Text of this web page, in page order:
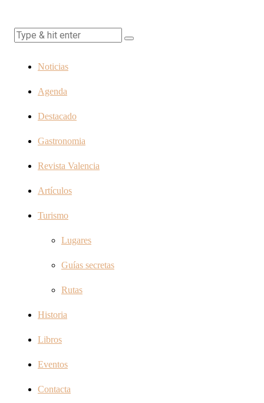
Noticias
Agenda
Destacado
Gastronomia
Revista Valencia
Artículos
Turismo
Lugares
Guías secretas
Rutas
Historia
Libros
Eventos
Contacta